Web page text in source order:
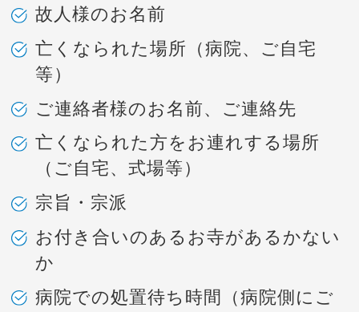
故人様のお名前
亡くなられた場所（病院、ご自宅
等）
ご連絡者様のお名前、ご連絡先
亡くなられた方をお連れする場所
（ご自宅、式場等）
宗旨・宗派
お付き合いのあるお寺があるかない
か
病院での処置待ち時間（病院側にご